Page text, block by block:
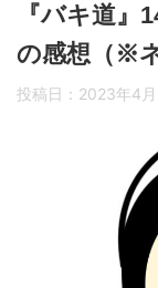
『バキ道』
の感想（※
投稿日： 2023年4